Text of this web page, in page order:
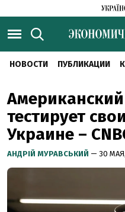
НОВОСТИ ПУБЛИКАЦИИ
Американский
тестирует
Украине –
АНДРІЙ МУРАВСЬКИЙ — 30 МАЯ,